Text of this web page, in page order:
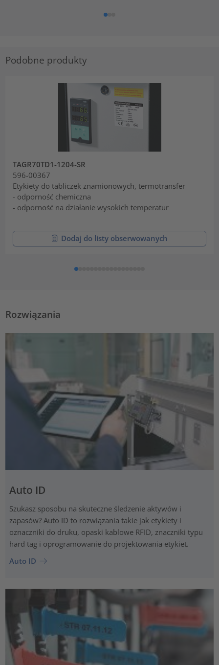
Podobne produkty
TAGR70TD1-1204-SR
596-00367
Etykiety do tabliczek znamionowych, termotransfer
- odporność chemiczna
- odporność na działanie wysokich temperatur
Dodaj do listy obserwowanych
Rozwiązania
Auto ID
Szukasz sposobu na skuteczne śledzenie aktywów i
zapasów? Auto ID to rozwiązania takie jak etykiety i
oznaczniki do druku, opaski kablowe RFID, znaczniki typu
hard tag i oprogramowanie do projektowania etykiet.
Auto ID